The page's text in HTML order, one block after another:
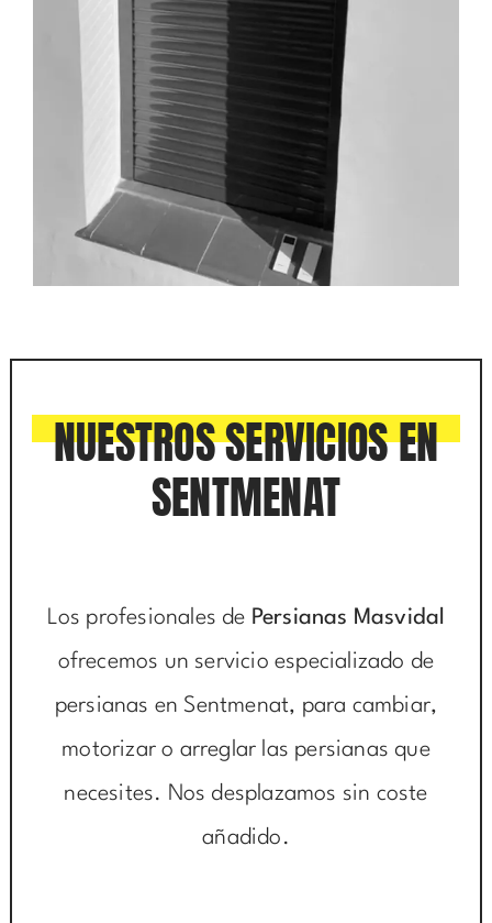
NUESTROS SERVICIOS EN
SENTMENAT
Los profesionales de Persianas Masvidal
ofrecemos un servicio especializado de
persianas en Sentmenat, para cambiar,
motorizar o arreglar las persianas que
necesites. Nos desplazamos sin coste
añadido.